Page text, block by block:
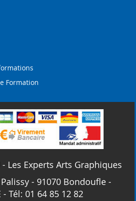
Formation
- Les Experts Arts Graphiques
- 91070 Bondoufle -
- Tél: 01 64 85 12 82